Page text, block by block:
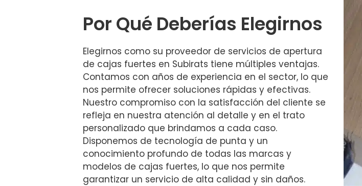
Por Qué Deberías Elegirnos
Elegirnos como su proveedor de servicios de apertura
de cajas fuertes en Subirats tiene múltiples ventajas.
Contamos con años de experiencia en el sector, lo que
nos permite ofrecer soluciones rápidas y efectivas.
Nuestro compromiso con la satisfacción del cliente se
refleja en nuestra atención al detalle y en el trato
personalizado que brindamos a cada caso.
Disponemos de tecnología de punta y un
conocimiento profundo de todas las marcas y
modelos de cajas fuertes, lo que nos permite
garantizar un servicio de alta calidad y sin daños.